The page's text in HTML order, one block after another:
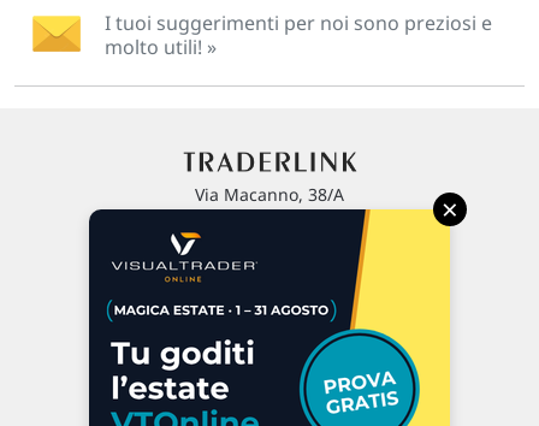
I tuoi suggerimenti per noi sono preziosi e
molto utili! »
Via Macanno, 38/A
P.IVA 02 452 460 401
Chi siamo
Commenti e segnalazioni
Contattaci
×